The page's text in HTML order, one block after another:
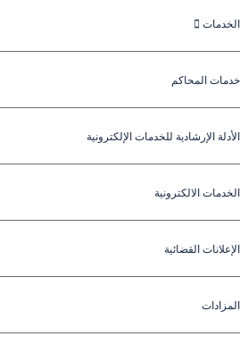
الخدمات
خدمات المحاكم
الأدلة الإرشادية للخدمات الإلكترونية
الخدمات الالكترونية
الإعلانات القضائية
المزادات